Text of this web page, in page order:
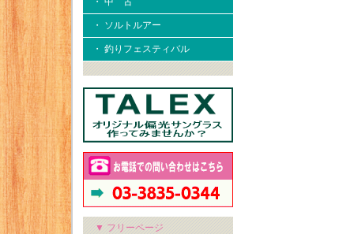
・ ソルトルアー
・ 釣りフェスティバル
▼ フリーページ